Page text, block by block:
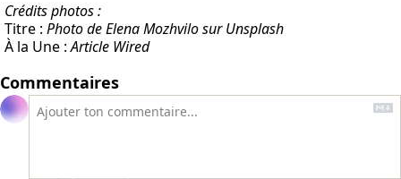
Crédits photos :
Titre : Photo de Elena Mozhvilo sur Unsplash
À la Une :Article Wired
Commentaires